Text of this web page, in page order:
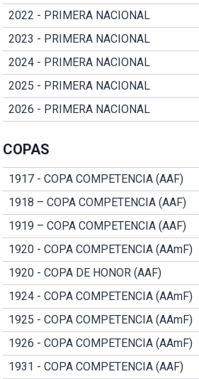
2022 - PRIMERA NACIONAL
2023 - PRIMERA NACIONAL
2024 - PRIMERA NACIONAL
2025 - PRIMERA NACIONAL
2026 - PRIMERA NACIONAL
COPAS
1917 - COPA COMPETENCIA (AAF)
1918 – COPA COMPETENCIA (AAF)
1919 – COPA COMPETENCIA (AAF)
1920 - COPA COMPETENCIA (AAmF)
1920 - COPA DE HONOR (AAF)
1924 - COPA COMPETENCIA (AAmF)
1925 - COPA COMPETENCIA (AAmF)
1926 - COPA COMPETENCIA (AAmF)
1931 - COPA COMPETENCIA (AAF)